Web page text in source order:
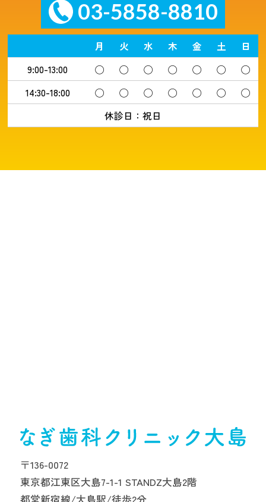
03-5858-8810
月 火 水 木 金 土
日
9:00-13:00
◯ ◯ ◯ ◯ ◯ ◯
◯
14:30-18:00
◯ ◯ ◯ ◯ ◯ ◯
◯
休診日：祝日
〒136-0072
東京都江東区大島7-1-1 STANDZ大島2階